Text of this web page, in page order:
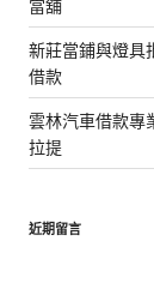
當舖
新莊當鋪與燈具
借款
雲林汽車借款專
拉提
近期留言